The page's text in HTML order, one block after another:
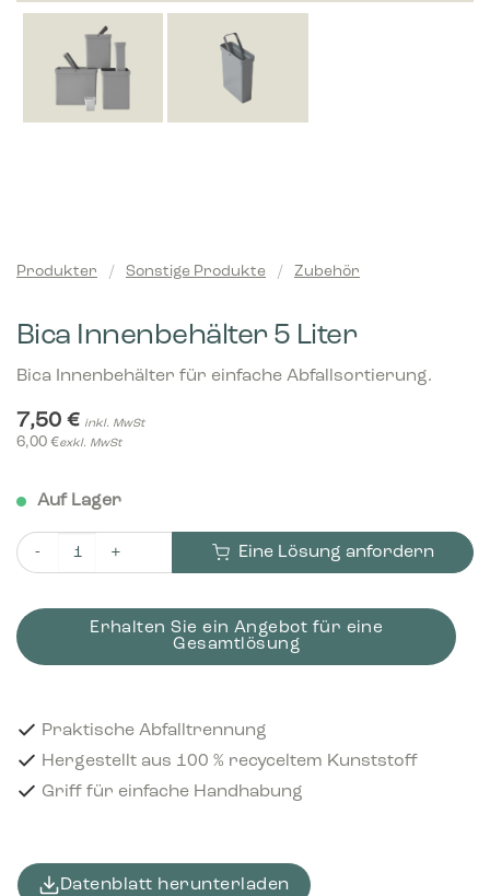
Produkter / Sonstige Produkte / Zubehör
Bica Innenbehälter 5 Liter
Bica Innenbehälter für einfache Abfallsortierung.
7,50 € inkl. MwSt
6,00 €exkl. MwSt
Auf Lager
Bica Innenbehälter 5 Liter Menge
Eine Lösung anfordern
Erhalten Sie ein Angebot für eine
Gesamtlösung
Praktische Abfalltrennung
Hergestellt aus 100 % recyceltem Kunststoff
Griff für einfache Handhabung
Datenblatt herunterladen